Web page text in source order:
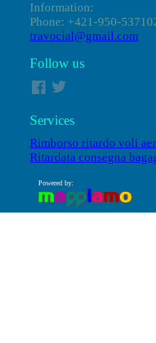
Information:
Phone: +421-950-
travocial@gmail.com
Follow us
Services
Rimborso ritardo voli
Ritardata consegna
Powered by: